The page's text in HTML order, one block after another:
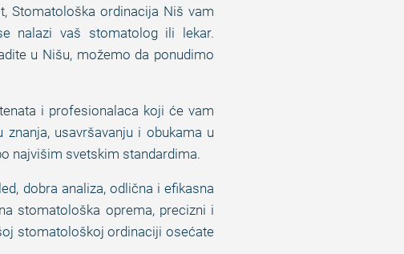
Stomatološka ordinacija Niš vam
nalazi vaš stomatolog ili lekar.
u Nišu, možemo da ponudimo
i profesionalaca koji će vam
usavršavanju i obukama u
najvišim svetskim standardima.
dobra analiza, odlična i efikasna
stomatološka oprema, precizni i
stomatološkoj ordinaciji osećate